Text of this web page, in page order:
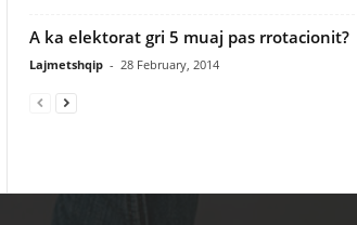
A ka elektorat gri 5 muaj pas rrotacionit?
Lajmetshqip - 28 February, 2014